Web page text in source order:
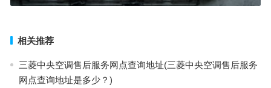
相关推荐
三菱中央空调售后服务网点查询地址(三菱中央空调售后服务
网点查询地址是多少？)